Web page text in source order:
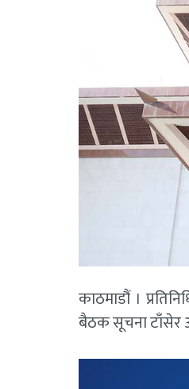
काठमाडौं ।
बैठक सूचना टाँसेर